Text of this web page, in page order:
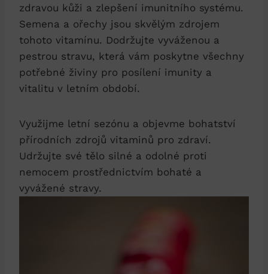
zdravou kůži a zlepšení imunitního systému.
Semena a ořechy jsou skvělým zdrojem
tohoto vitamínu. Dodržujte vyváženou a
pestrou stravu, která vám poskytne všechny
potřebné živiny pro posílení imunity a
vitalitu v letním období.
Využijme letní sezónu a objevme bohatství
přírodních zdrojů vitaminů pro zdraví.
Udržujte své tělo silné a odolné proti
nemocem prostřednictvím bohaté a
vyvážené stravy.